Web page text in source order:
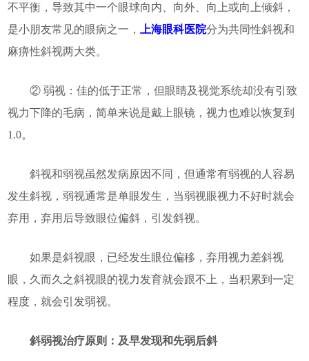
不平衡，导致其中一个眼球向内、向外、向上或向上倾斜，
是小朋友常见的眼病之一，
上海眼科医院分为共同性斜视和
麻痹性斜视两大类。
② 弱视：佳的低于正常，但眼睛及视觉系统却没有引致
视力下降的毛病，简单来说是戴上眼镜，视力也难以恢复到
1.0。
斜视和弱视虽然发病原因不同，但通常有弱视的人容易
发生斜视，弱视通常是单眼发生，当弱视眼视力不好时就会
弃用，弃用后导致眼位偏斜，引发斜视。
如果是斜视眼，已经发生眼位偏移，弃用视力差斜视
眼，久而久之斜视眼的视力发育就会跟不上，当积累到一定
程度，就会引发弱视。
斜弱视治疗原则：及早发现和先弱后斜